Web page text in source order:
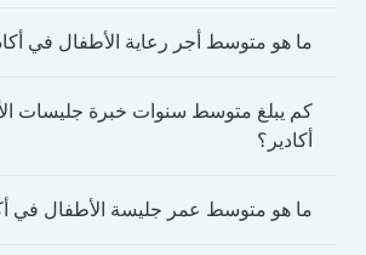
ما هو متوسط أجر رعاية الأطفال في
كم يبلغ متوسط سنوات خبرة جليسات
أكادير؟
ما هو متوسط عمر جليسة الأطفال في